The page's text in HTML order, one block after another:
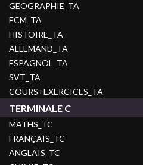
GEOGRAPHIE_TA
ECM_TA
HISTOIRE_TA
ALLEMAND_TA
ESPAGNOL_TA
SVT_TA
COURS+EXERCICES_TA
TERMINALE C
MATHS_TC
FRANÇAIS_TC
ANGLAIS_TC